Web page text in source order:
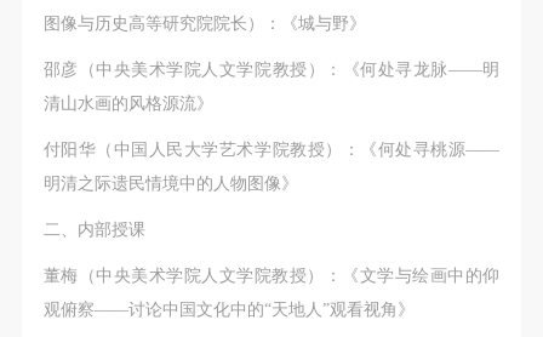
图像与历史高等研究院院长）：《城与野》
邵彦（中央美术学院人文学院教授）：《何处寻龙脉——明
清山水画的风格源流》
付阳华（中国人民大学艺术学院教授）：《何处寻桃源——
明清之际遗民情境中的人物图像》
二、内部授课
董梅（中央美术学院人文学院教授）：《文学与绘画中的仰
观俯察——讨论中国文化中的“天地人”观看视角》